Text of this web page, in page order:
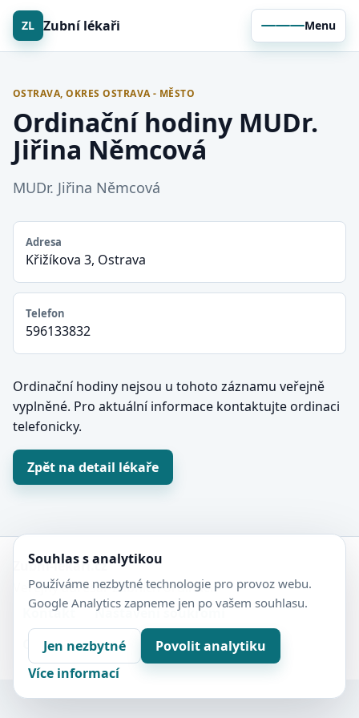
ZL Zubní lékaři Menu
OSTRAVA, OKRES OSTRAVA - MĚSTO
Ordinační hodiny MUDr.
Jiřina Němcová
MUDr. Jiřina Němcová
Adresa
Křižíkova 3, Ostrava
Telefon
596133832
Ordinační hodiny nejsou u tohoto záznamu veřejně
vyplněné. Pro aktuální informace kontaktujte ordinaci
telefonicky.
Zpět na detail lékaře
Zubní-lékaři.cz
Veřejný adresář zubních ordinací.
Kontakt
Nastavení soukromí
Ochrana soukromí
Sitemap
Souhlas s analytikou
Používáme nezbytné technologie pro provoz webu.
Google Analytics zapneme jen po vašem souhlasu.
Jen nezbytné
Povolit analytiku
Více informací